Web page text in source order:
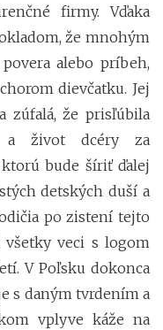
firmy. Vďaka
že mnohým
alebo príbeh,
dievčatku. Jej
zúfalá, že prisľúbila
a život dcéry za
bude šíriť ďalej
detských duší a
po zistení tejto
veci s logom
V Poľsku dokonca
s daným tvrdením a
vplyve káže na